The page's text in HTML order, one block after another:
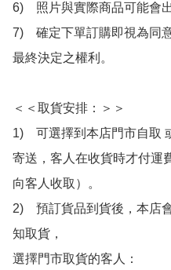
6)　照片與實際商品可能會
7)　確定下單訂購即視為同
最終決定之權利。
＜＜取貨安排：＞＞
1)　可選擇到本店門市自取
寄送，客人在收貨時才付運
向客人收取）。
2)　預訂貨品到貨後，本店
知取貨，
選擇門市取貨的客人：